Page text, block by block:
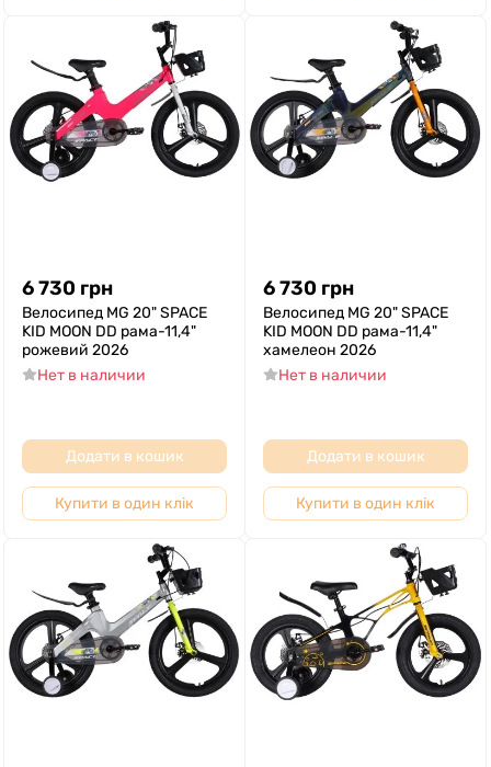
6 730 грн
Велосипед MG 20" SPACE
KID MOON DD рама-11,4"
рожевий 2026
Нет в наличии
Додати в кошик
Купити в один клік
6 730 грн
Велосипед MG 20" SPACE
KID MOON DD рама-11,4"
хамелеон 2026
Нет в наличии
Додати в кошик
Купити в один клік